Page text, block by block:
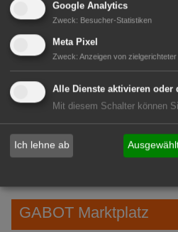
zur Stellenanzeige
GABOT
1A-Lage, ihre Chance in der
Repräsentative Immobilie für
IHREN Betrieb!
GABOT Marktplatz
Google Analytics
Zweck: Besucher-Statistiken
Meta Pixel
Zweck: Anzeigen von
Alle Dienste aktivieren oder
Mit diesem Schalter können
Ich lehne ab